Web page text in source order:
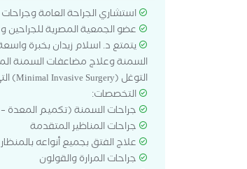
استشاري الجراحة العامة
عضو الجمعية المصرية للجراحين
يتمتع د. اسلام زيدان بخبرة
السمنة وعلاج مضاعفات السمنة
التوغل (Minimal Invasive Surgery) التي تساعد على تقليل الألم وتسريع فترة التعافي وتحسين النتائج التجميلية.
التخصصات:
جراحات السمنة (تكميم المعدة
جراحات المناظير المتقدمة
علاج الفتق بجميع أنواعه
جراحات المرارة والقولون